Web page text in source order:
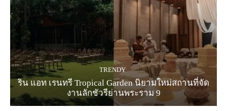
TRENDY
ริน แอท เรนทรี Tropical Garden นิยามใหม่สถานที่จัด
งานลักชัวรีย่านพระราม 9